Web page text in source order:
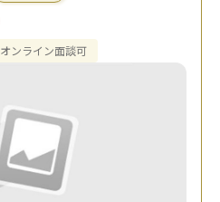
オンライン面談可